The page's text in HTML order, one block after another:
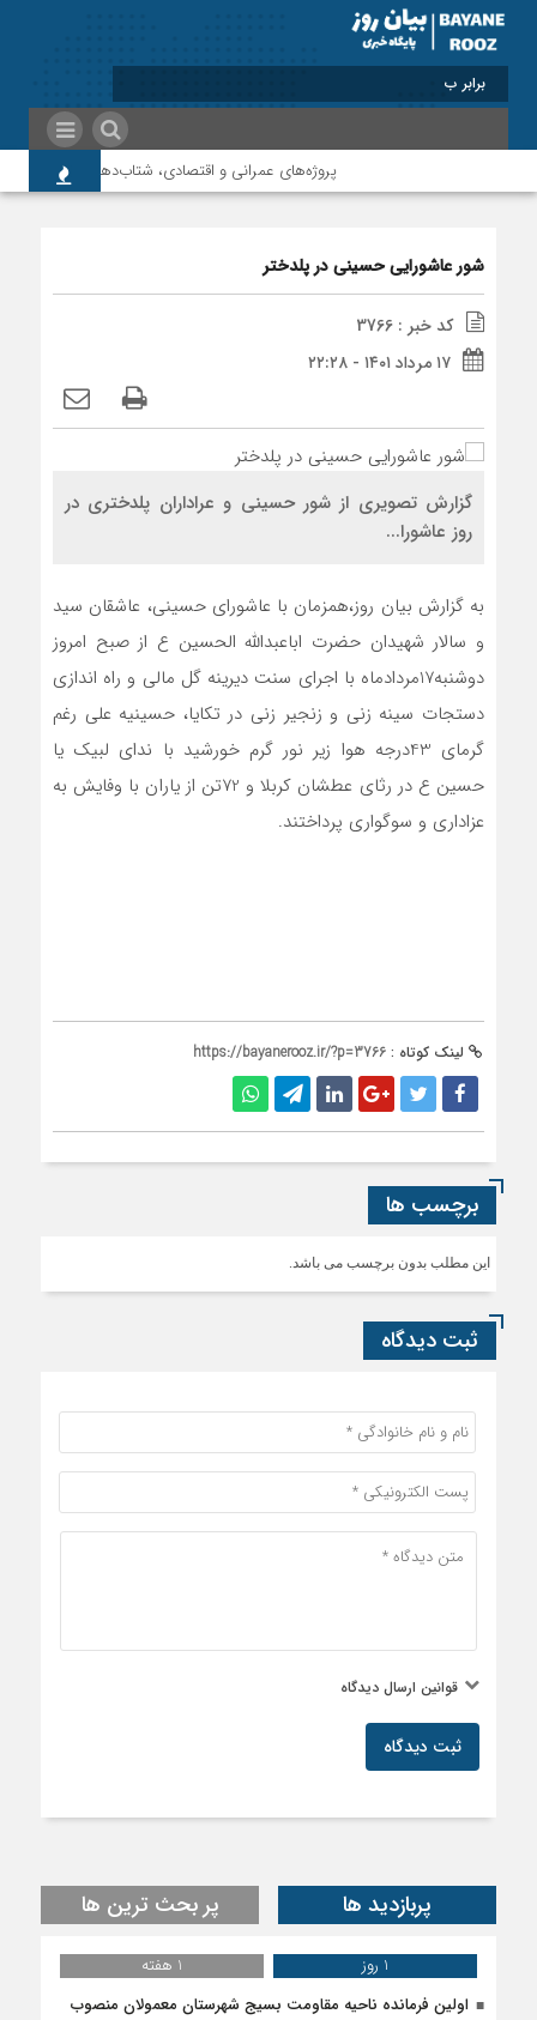
برابر با : Friday - 7 August - 2026
پروژه‌های عمرانی و اقتصادی، شتاب‌دهنده توسعه
شور عاشورایی حسینی در پلدختر
کد خبر : 3766
۱۷ مرداد ۱۴۰۱ - ۲۲:۲۸
گزارش تصویری از شور حسینی و عراداران پلدختری در
روز عاشورا...
به گزارش بیان روز،همزمان با عاشورای حسینی، عاشقان سید
و سالار شهیدان حضرت اباعبدالله الحسین ع از صبح امروز
دوشنبه17مردادماه با اجرای سنت دیرینه گل مالی و راه اندازی
دستجات سینه زنی و زنجیر زنی در تکایا، حسینیه علی رغم
گرمای 43درجه هوا زیر نور گرم خورشید با ندای لبیک یا
حسین ع در رثای عطشان کربلا و 72تن از یاران با وفایش به
عزاداری و سوگواری پرداختند.
لینک کوتاه : https://bayanerooz.ir/?p=3766
برچسب ها
این مطلب بدون برچسب می باشد.
ثبت دیدگاه
قوانین ارسال دیدگاه
ثبت دیدگاه
پربازدید ها پر بحث ترین ها
1 روز
1 هفته
اولین فرمانده ناحیه مقاومت بسیج شهرستان معمولان منصوب